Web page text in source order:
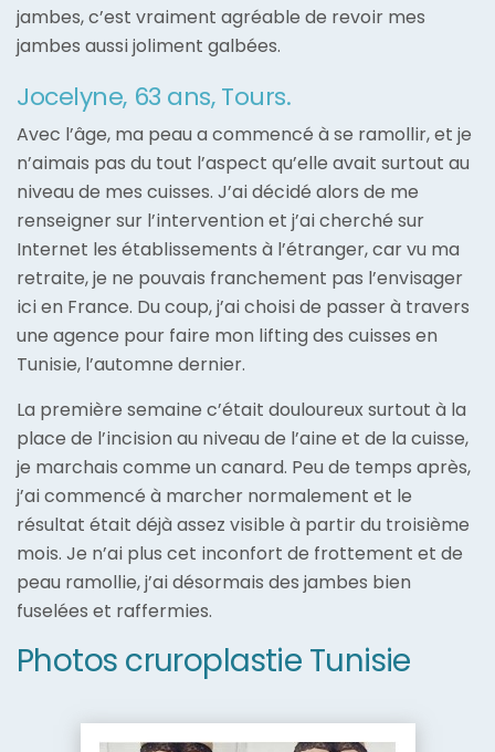
jambes, c’est vraiment agréable de revoir mes
jambes aussi joliment galbées.
Jocelyne, 63 ans, Tours.
Avec l’âge, ma peau a commencé à se ramollir, et je
n’aimais pas du tout l’aspect qu’elle avait surtout au
niveau de mes cuisses. J’ai décidé alors de me
renseigner sur l’intervention et j’ai cherché sur
Internet les établissements à l’étranger, car vu ma
retraite, je ne pouvais franchement pas l’envisager
ici en France. Du coup, j’ai choisi de passer à travers
une agence pour faire mon lifting des cuisses en
Tunisie, l’automne dernier.
La première semaine c’était douloureux surtout à la
place de l’incision au niveau de l’aine et de la cuisse,
je marchais comme un canard. Peu de temps après,
j’ai commencé à marcher normalement et le
résultat était déjà assez visible à partir du troisième
mois. Je n’ai plus cet inconfort de frottement et de
peau ramollie, j’ai désormais des jambes bien
fuselées et raffermies.
Photos cruroplastie Tunisie